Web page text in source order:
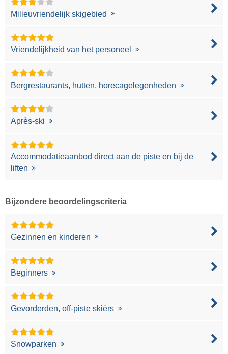
Milieuvriendelijk skigebied
Vriendelijkheid van het personeel
Bergrestaurants, hutten, horecagelegenheden
Après-ski
Accommodatieaanbod direct aan de piste en bij de
liften
Bijzondere beoordelingscriteria
Gezinnen en kinderen
Beginners
Gevorderden, off-piste skiërs
Snowparken